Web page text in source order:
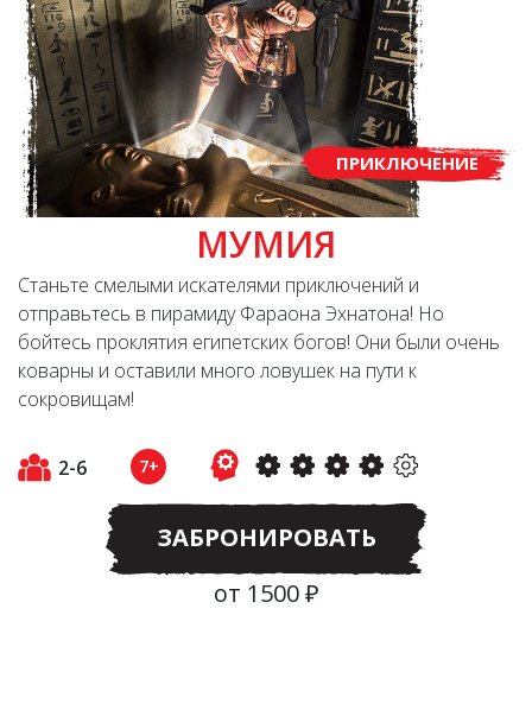
ПРИКЛЮЧЕНИЕ
МУМИЯ
Станьте смелыми искателями приключений и
отправьтесь в пирамиду Фараона Эхнатона! Но
бойтесь проклятия египетских богов! Они были очень
коварны и оставили много ловушек на пути к
сокровищам!
2-6 7+
ЗАБРОНИРОВАТЬ
от 1500 ₽